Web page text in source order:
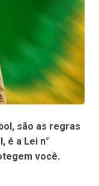
são as regras
é a Lei n°
você.